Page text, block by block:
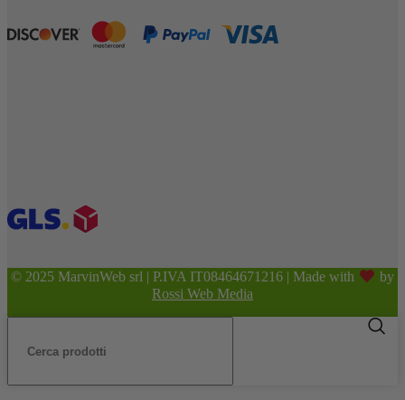
© 2025 MarvinWeb srl | P.IVA IT08464671216 | Made with
by
Rossi Web Media